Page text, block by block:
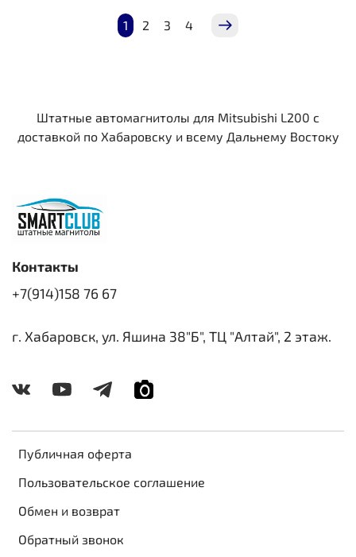
1 2 3 4
Штатные автомагнитолы для Mitsubishi L200 c
доставкой по Хабаровску и всему Дальнему Востоку
Публичная оферта
Пользовательское соглашение
Обмен и возврат
Обратный звонок
Контакты
+7(914)158 76 67
г. Хабаровск, ул. Яшина 38"Б", ТЦ "Алтай", 2 этаж.